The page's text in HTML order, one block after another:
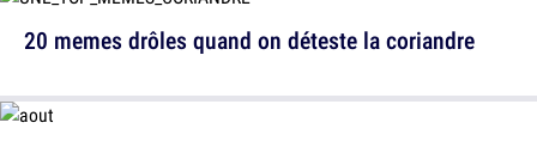
20 memes drôles quand on déteste la coriandre